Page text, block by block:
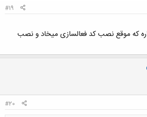
#19
که موقع نصب کد فعالسازی میخاد و نصب
#20